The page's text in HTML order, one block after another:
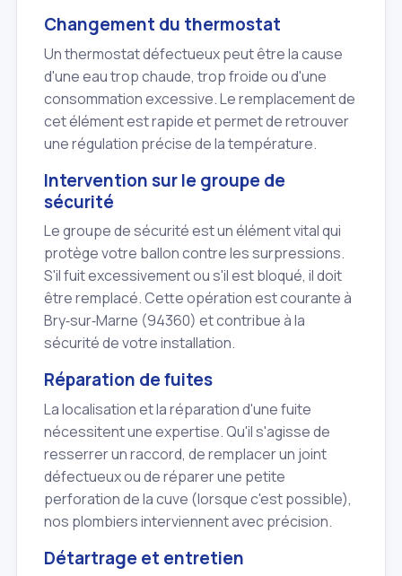
Changement du thermostat
Un thermostat défectueux peut être la cause
d'une eau trop chaude, trop froide ou d'une
consommation excessive. Le remplacement de
cet élément est rapide et permet de retrouver
une régulation précise de la température.
Intervention sur le groupe de
sécurité
Le groupe de sécurité est un élément vital qui
protège votre ballon contre les surpressions.
S'il fuit excessivement ou s'il est bloqué, il doit
être remplacé. Cette opération est courante à
Bry‑sur‑Marne (94360) et contribue à la
sécurité de votre installation.
Réparation de fuites
La localisation et la réparation d'une fuite
nécessitent une expertise. Qu'il s'agisse de
resserrer un raccord, de remplacer un joint
défectueux ou de réparer une petite
perforation de la cuve (lorsque c'est possible),
nos plombiers interviennent avec précision.
Détartrage et entretien